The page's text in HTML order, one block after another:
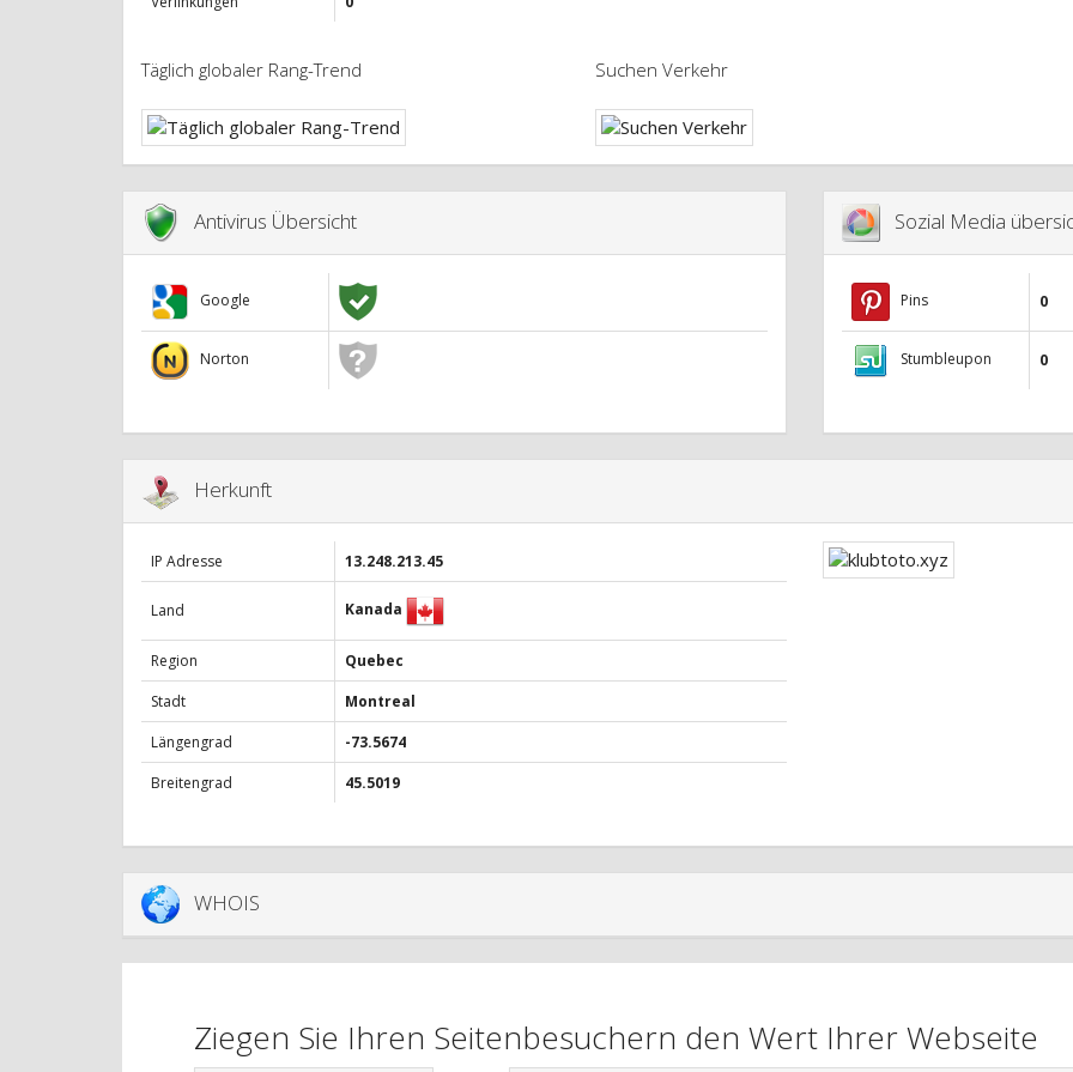
Täglich globaler Rang-Trend Suchen Verkehr
Antivirus Übersicht
Google
Norton
Sozial Media
Pins 0
Stumbleupon 0
Herkunft
IP Adresse 13.248.213.45
Land Kanada
Region
Quebec
Stadt
Montreal
Längengrad
-73.5674
Breitengrad
45.5019
WHOIS
Ziegen Sie Ihren Seitenbesuchern den Wert Ihrer Webseite